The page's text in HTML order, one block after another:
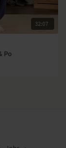
32:07
Po